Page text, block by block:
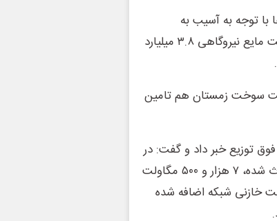
با توجه به آسیب به
پالایشگاه های گازی در جنگ اخیر گفت: ظرفیت مخازن سوخت مایع نیروگاهی ۳.۸ میلیارد
سوخت زمستان هم تامین
توزیع خبر داد و گفت: در
سال جاری هزار و ۷۰۰ کیلومتر خطوط انتقال و فوق توزیع احداث شده، ۷ هزار و ۵۰۰ مگاولت‌
۴۵۰ مگابار نیز به ظرفیت خازنی شبکه اضافه شده